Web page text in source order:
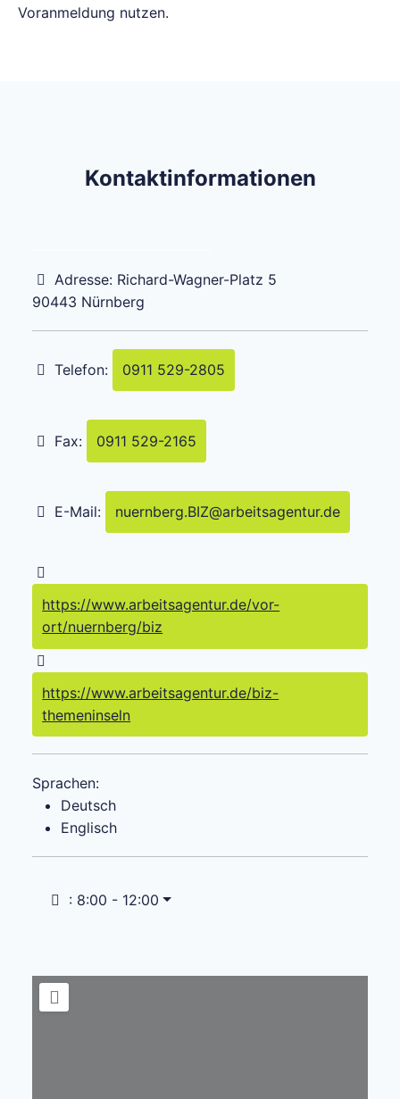
Voranmeldung nutzen.
Kontaktinformationen
Adresse: Richard-Wagner-Platz 5
90443 Nürnberg
Telefon: 0911 529-2805
Fax: 0911 529-2165
E-Mail: nuernberg.BIZ@arbeitsagentur.de
https://www.arbeitsagentur.de/vor-
ort/nuernberg/biz
https://www.arbeitsagentur.de/biz-
themeninseln
Sprachen:
Deutsch
Englisch
: 8:00 - 12:00